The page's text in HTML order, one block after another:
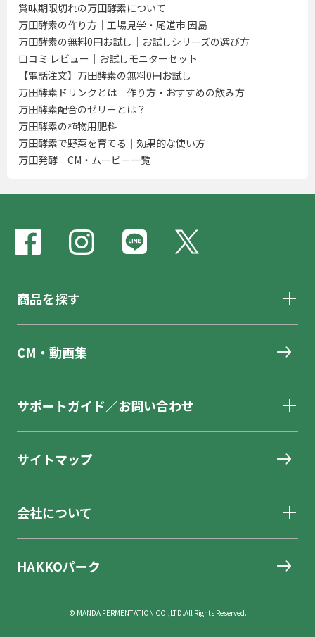
賞味期限切れの万田酵素について
万田酵素の作り方｜工場見学・尾道市 因島
万田酵素の無料0円お試し｜お試しシリーズの選び方
口コミ レビュー｜お試しモニターセット
【電話注文】万田酵素の無料0円お試し
万田酵素ドリンクとは｜作り方・おすすめの飲み方
万田酵素配合のゼリーとは？
万田酵素の植物用肥料
万田酵素で野菜を育てる｜効果的な使い方
万田発酵 CM・ムービー一覧
商品を探す
CM・動画集
サポートガイド／お問い合わせ
サイトマップ
会社について
HAKKOパーク
© MANDA FERMENTATION CO.,LTD.All Rights Reserved.